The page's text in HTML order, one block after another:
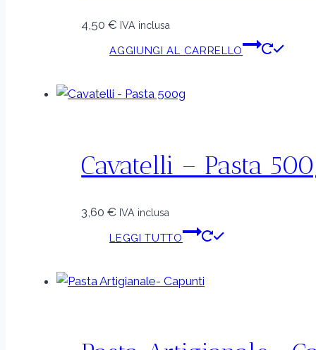
4,50€ IVA inclusa
AGGIUNGI AL CARRELLO
Cavatelli – Pasta
3,60€ IVA inclusa
LEGGI TUTTO